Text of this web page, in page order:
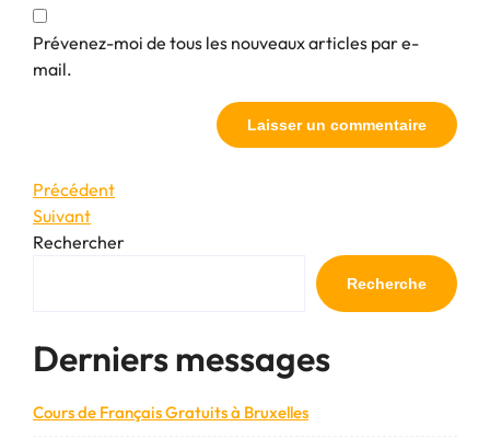
Prévenez-moi de tous les nouveaux articles par e-
mail.
Navigation
de
Article
précédent
Précédent
Article
suivant
Suivant
Rechercher
Recherche
Derniers messages
Cours de Français Gratuits à Bruxelles